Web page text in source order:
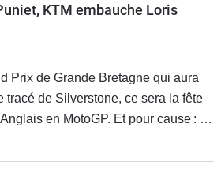
KTM embauche Loris
Prix de Grande Bretagne qui aura
tracé de Silverstone, ce sera la fête
en MotoGP. Et pour cause : il
auront annoncé l’arrivée de